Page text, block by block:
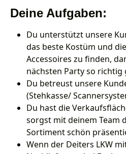
Deine Aufgaben:
Du unterstützt unsere
das beste Kostüm und
Accessoires zu finden,
nächsten Party so richtig
Du betreust unsere
(Stehkasse/
Du hast die
sorgst mit deinem Team
Sortiment schön
Wenn der Deiters LKW